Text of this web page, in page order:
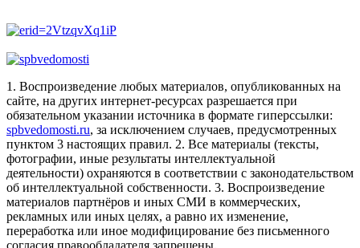
1. Воспроизведение любых материалов, опубликованных на
сайте, на других интернет-ресурсах разрешается при
обязательном указании источника в формате гиперссылки:
spbvedomosti.ru, за исключением случаев, предусмотренных
пунктом 3 настоящих правил. 2. Все материалы (тексты,
фотографии, иные результаты интеллектуальной
деятельности) охраняются в соответствии с законодательством
об интеллектуальной собственности. 3. Воспроизведение
материалов партнёров и иных СМИ в коммерческих,
рекламных или иных целях, а равно их изменение,
переработка или иное модифицирование без письменного